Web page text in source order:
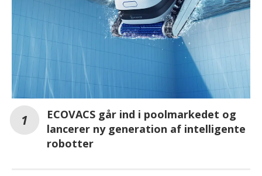
ECOVACS går ind i poolmarkedet og
lancerer ny generation af intelligente
robotter